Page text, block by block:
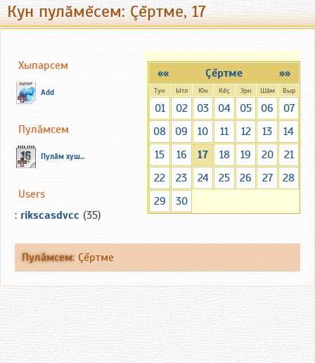
Кун пулăмĕсем: Çĕртме, 17
»»
«« Çĕртме
Тун Ытл Юн Кĕç Эрн Шăм Выр
01 02 03 04 05 06
07
08
09 10 11 12 13
14
15
16 17 18 19 20
21
22
23 24 25 26 27
28
29
30
Хыпарсем
Add
Пулăмсем
Пулăм хуш...
Users
: rikscasdvcc (35)
Пулăмсем: Çĕртме